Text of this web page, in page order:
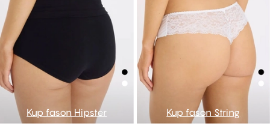
Kup fason Hipster Kup fason String